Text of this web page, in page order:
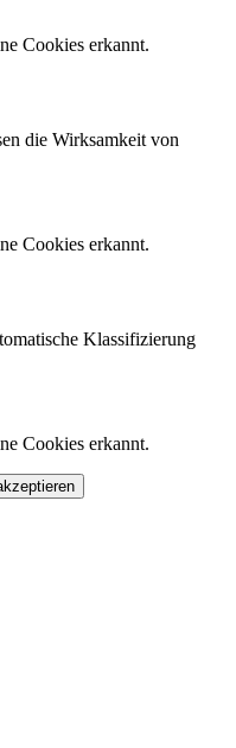
Cookies erkannt.
die Wirksamkeit von
Cookies erkannt.
Klassifizierung
Cookies erkannt.